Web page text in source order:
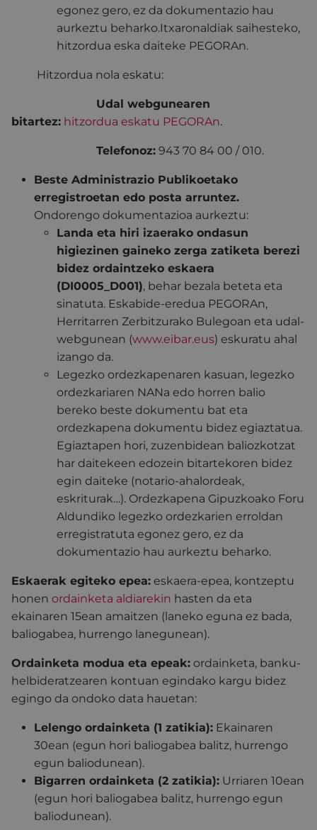
egonez gero, ez da dokumentazio hau
aurkeztu beharko.Itxaronaldiak saihesteko,
hitzordua eska daiteke PEGORAn.
Hitzordua nola eskatu:
Udal webgunearen
bitartez: hitzordua eskatu PEGORAn.
Telefonoz: 943 70 84 00 / 010.
Beste Administrazio Publikoetako
erregistroetan edo posta arruntez.
Ondorengo dokumentazioa aurkeztu:
Landa eta hiri izaerako ondasun
higiezinen gaineko zerga zatiketa berezi
bidez ordaintzeko eskaera
(DI0005_D001), behar bezala beteta eta
sinatuta. Eskabide-eredua PEGORAn,
Herritarren Zerbitzurako Bulegoan eta udal-
webgunean (www.eibar.eus) eskuratu ahal
izango da.
Legezko ordezkapenaren kasuan, legezko
ordezkariaren NANa edo horren balio
bereko beste dokumentu bat eta
ordezkapena dokumentu bidez egiaztatua.
Egiaztapen hori, zuzenbidean baliozkotzat
har daitekeen edozein bitartekoren bidez
egin daiteke (notario-ahalordeak,
eskriturak…). Ordezkapena Gipuzkoako Foru
Aldundiko legezko ordezkarien erroldan
erregistratuta egonez gero, ez da
dokumentazio hau aurkeztu beharko.
Eskaerak egiteko epea: eskaera-epea, kontzeptu
honen ordainketa aldiarekin hasten da eta
ekainaren 15ean amaitzen (laneko eguna ez bada,
baliogabea, hurrengo lanegunean).
Ordainketa modua eta epeak: ordainketa, banku-
helbideratzearen kontuan egindako kargu bidez
egingo da ondoko data hauetan:
Lelengo ordainketa (1 zatikia): Ekainaren
30ean (egun hori baliogabea balitz, hurrengo
egun baliodunean).
Bigarren ordainketa (2 zatikia): Urriaren 10ean
(egun hori baliogabea balitz, hurrengo egun
baliodunean).